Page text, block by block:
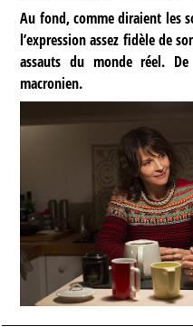
Au fond, comme diraient les
l’expression assez fidèle de
assauts du monde réel.
macronien.